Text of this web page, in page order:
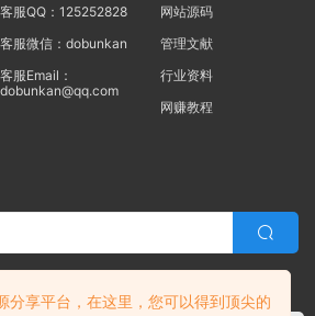
客服QQ：125252828
客服微信：dobunkan
客服Email：
dobunkan@qq.com
网站源码
管理文献
行业资料
网赚教程
长及合作伙伴整理发布，80%的内容为合作伙伴
分享平台，在这里，您可以得到顶尖的